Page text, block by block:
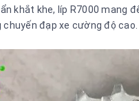
khắt khe, líp R7000 mang
đạp xe cường độ cao.